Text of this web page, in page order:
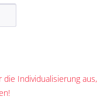
Individualisierung aus,